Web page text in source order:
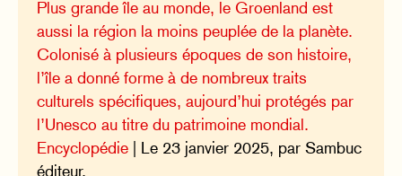
Plus grande île au monde, le Groenland est
aussi la région la moins peuplée de la planète.
Colonisé à plusieurs époques de son histoire,
l’île a donné forme à de nombreux traits
culturels spécifiques, aujourd’hui protégés par
l’Unesco au titre du patrimoine mondial.
Encyclopédie | Le 23 janvier 2025, par Sambuc
éditeur.